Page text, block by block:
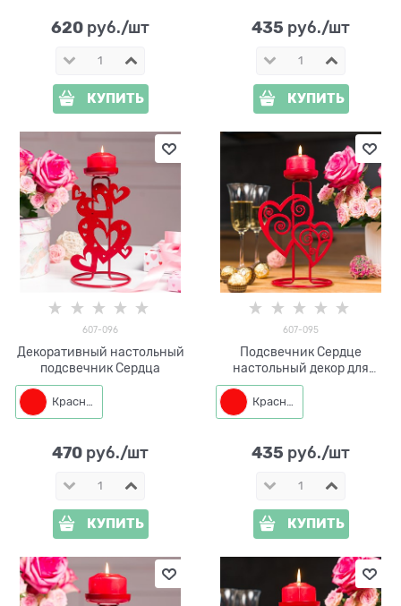
620 руб./шт
КУПИТЬ
435 руб./шт
КУПИТЬ
607-096
Декоративный настольный
подсвечник Сердца
Красный
470 руб./шт
КУПИТЬ
607-095
Подсвечник Сердце
настольный декор для
свечи
Красный
435 руб./шт
КУПИТЬ